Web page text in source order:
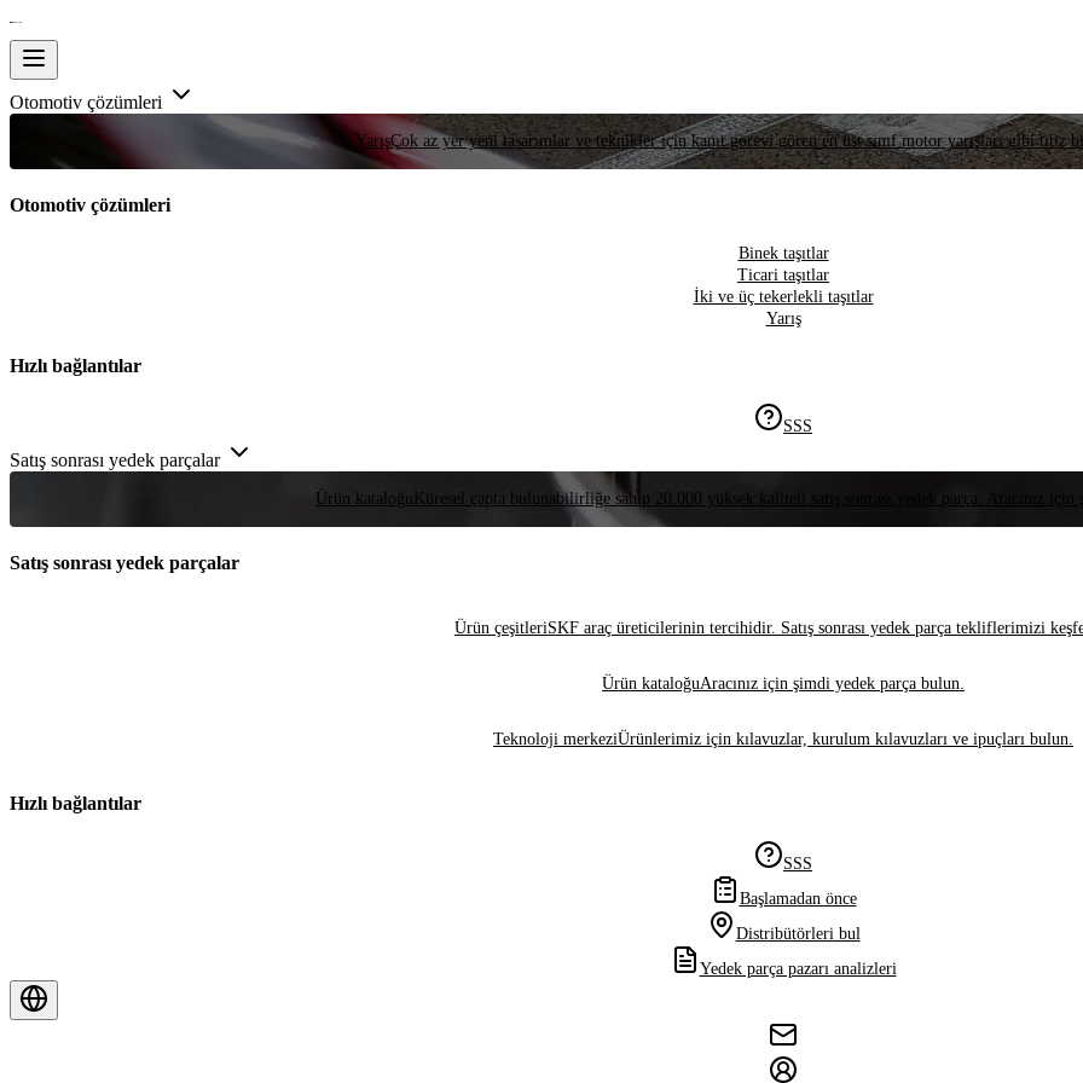
Otomotiv çözümleri
YarışÇok az yer yeni tasarımlar ve teknikler için kanıt görevi gören en üst sınıf motor yarışları gibi titiz
Otomotiv çözümleri
Binek taşıtlar
Ticari taşıtlar
İki ve üç tekerlekli taşıtlar
Yarış
Hızlı bağlantılar
SSS
Satış sonrası yedek parçalar
Ürün kataloğu Küresel çapta bulunabilirliğe sahip 20.000 yüksek kaliteli satış sonrası yedek parça. Aracınız
Satış sonrası yedek parçalar
Ürün çeşitleriSKF araç üreticilerinin tercihidir. Satış sonrası yedek parça tekliflerimizi
Ürün kataloğuAracınız için şimdi yedek parça bulun.
Teknoloji merkeziÜrünlerimiz için kılavuzlar, kurulum kılavuzları ve ipuçları bulun.
Hızlı bağlantılar
SSS
Başlamadan önce
Distribütörleri bul
Yedek parça pazarı analizleri